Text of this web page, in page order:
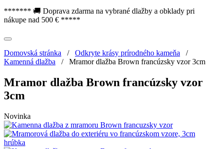
******* 🚚 Doprava zdarma na vybrané dlažby a obklady pri
nákupe nad 500 € *****
Domovská stránka / Odkryte krásy prírodného kameňa /
Kamenná dlažba / Mramor dlažba Brown francúzsky vzor 3cm
Mramor dlažba Brown francúzsky vzor
3cm
Novinka